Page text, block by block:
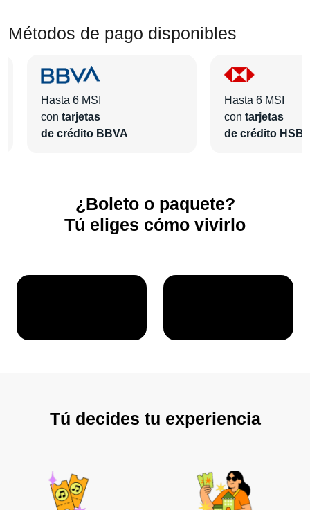
harán de tu estancia algo inolvidable:traslados, tours,
desayunos y mucho más.
Elige tu categoría de boleto favorita, selecciona el hotel que
más te guste y agrega las actividades extras que desees.
Pa'l Conciertonos encargaremos de todo para que
Métodos de pago disponibles
Hasta 6 MSI
con tarjetas
de crédito BBVA
Hasta 6 MSI
con tarjetas
de crédito
¿Boleto o paquete?
Tú eliges cómo vivirlo
Tú decides tu experiencia